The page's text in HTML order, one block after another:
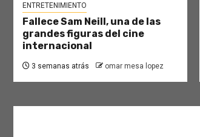
ENTRETENIMIENTO
Fallece Sam Neill, una de las
grandes figuras del cine
internacional
3 semanas atrás omar mesa lopez